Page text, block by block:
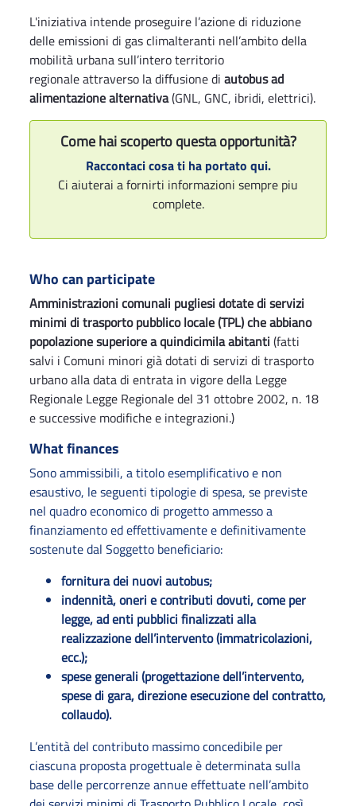
L'iniziativa intende proseguire l’azione di riduzione
delle emissioni di gas climalteranti nell’ambito della
mobilità urbana sull’intero territorio
regionale attraverso la diffusione di autobus ad
alimentazione alternativa(GNL, GNC, ibridi, elettrici).
Come hai scoperto questa opportunità?
Raccontaci cosa ti ha portato qui.
Ci aiuterai a fornirti informazioni sempre piu
complete.
Who can participate
Amministrazioni comunali pugliesi dotate di servizi
minimi di trasporto pubblico locale (TPL) che abbiano
popolazione superiore a quindicimila abitanti (fatti
salvi i Comuni minori già dotati di servizi di trasporto
urbano alla data di entrata in vigore della Legge
Regionale Legge Regionale del 31 ottobre 2002, n. 18
e successive modifiche e integrazioni.)
What finances
Sono ammissibili, a titolo esemplificativo e non
esaustivo, le seguenti tipologie di spesa, se previste
nel quadro economico di progetto ammesso a
finanziamento ed effettivamente e definitivamente
sostenute dal Soggetto beneficiario:
fornitura dei nuovi autobus;
indennità, oneri e contributi dovuti, come per
legge, ad enti pubblici finalizzati alla
realizzazione dell’intervento (immatricolazioni,
ecc.);
spese generali (progettazione dell’intervento,
spese di gara, direzione esecuzione del contratto,
collaudo).
L’entità del contributo massimo concedibile per
ciascuna proposta progettuale è determinata sulla
base delle percorrenze annue effettuate nell’ambito